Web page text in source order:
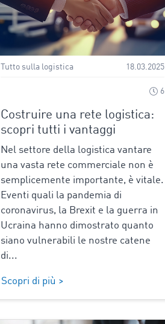
Tutto sulla logistica 18.03.2025
6
Costruire una rete logistica:
scopri tutti i vantaggi
Nel settore della logistica vantare
una vasta rete commerciale non è
semplicemente importante, è vitale.
Eventi quali la pandemia di
coronavirus, la Brexit e la guerra in
Ucraina hanno dimostrato quanto
siano vulnerabili le nostre catene
di...
Scopri di più >